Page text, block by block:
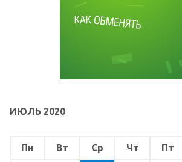
ИЮЛЬ 2020
Пн Вт Ср Чт Пт